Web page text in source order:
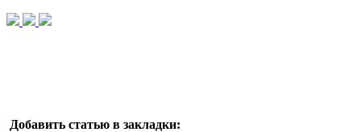
Добавить статью в закладки: